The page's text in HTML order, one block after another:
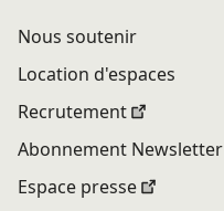
Nous soutenir
Location d'espaces
Recrutement
Abonnement Newsletter
Espace presse